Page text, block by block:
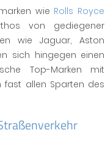
wie Rolls Royce
von gediegener
wie Jaguar, Aston
sich hingegen einen
Top-Marken mit
fast allen Sparten des